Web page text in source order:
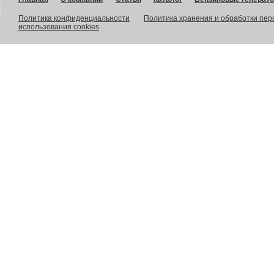
Политика конфиденциальности
Политика хранения и обработки
использования cookies